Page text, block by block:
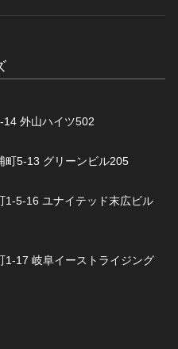
外山ハイツ502
5-13 グリーンビル205
5-16 ユナイテッド末広ビル
17 岐阜イーストライジング